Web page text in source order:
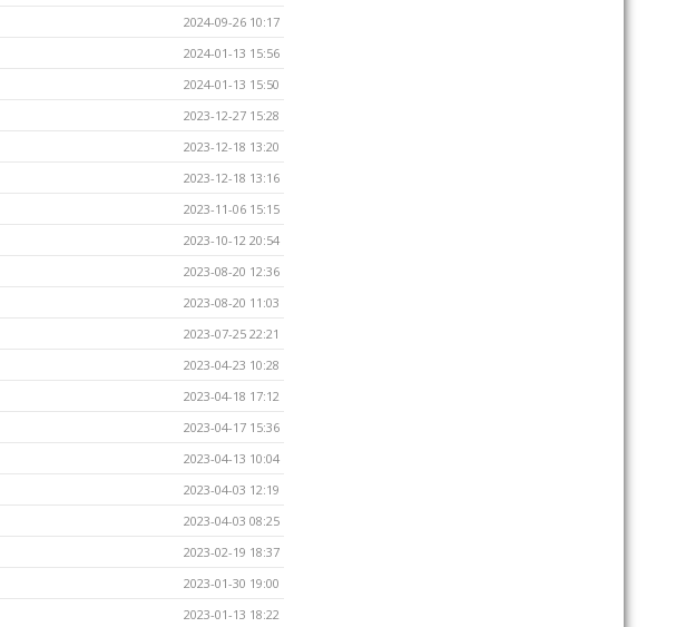
2024-09-26 10:17
2024-01-13 15:56
2024-01-13 15:50
2023-12-27 15:28
2023-12-18 13:20
2023-12-18 13:16
2023-11-06 15:15
2023-10-12 20:54
2023-08-20 12:36
2023-08-20 11:03
2023-07-25 22:21
2023-04-23 10:28
2023-04-18 17:12
2023-04-17 15:36
2023-04-13 10:04
2023-04-03 12:19
2023-04-03 08:25
2023-02-19 18:37
2023-01-30 19:00
2023-01-13 18:22